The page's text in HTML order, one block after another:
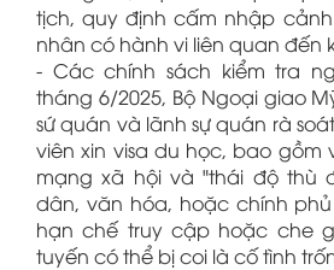
tịch, quy định cấm nhập
nhân có hành vi liên quan đến
- Các chính sách kiểm tra
tháng 6/2025, Bộ Ngoại giao
sứ quán và lãnh sự quán rà
viên xin visa du học, bao gồm
mạng xã hội và "thái độ thù
dân, văn hóa, hoặc chính
hạn chế truy cập hoặc che
tuyến có thể bị coi là cố tình